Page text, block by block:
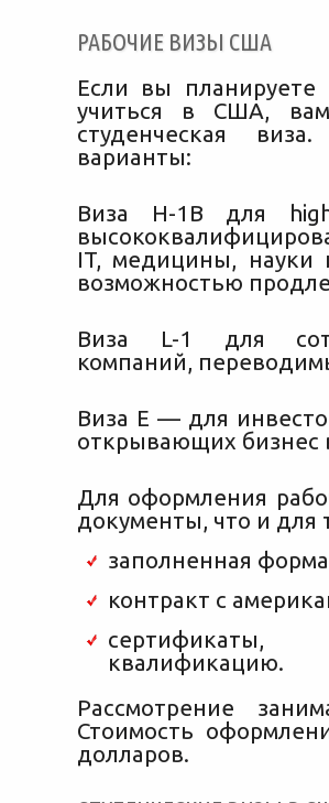
РАБОЧИЕ ВИЗЫ США
Если вы планируете
учиться в США, вам
студенческая
варианты:
Виза H-1B для
IT, медицины, науки
возможностью
Виза L-1 для
компаний,
Виза E — для
открывающих бизнес
Для оформления
документы, что и для
заполненная
контракт с
квалификацию.
Рассмотрение
Стоимость
долларов.